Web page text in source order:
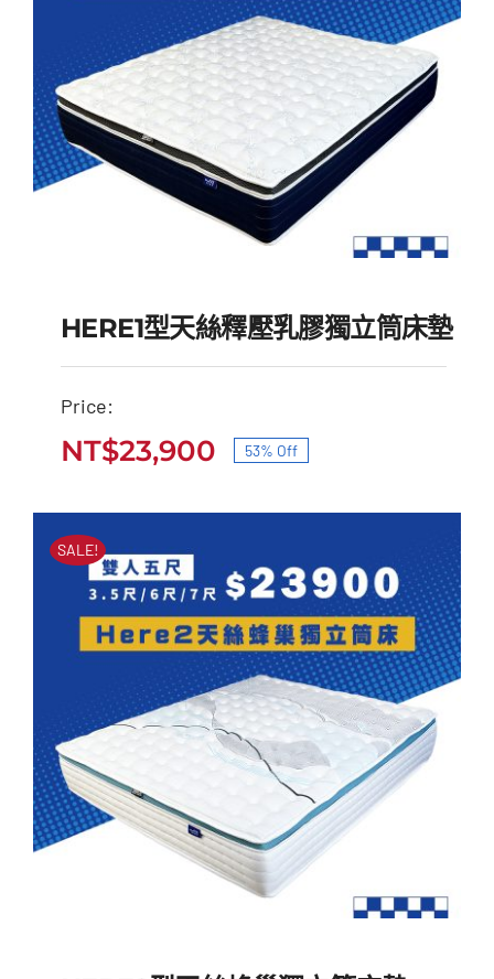
HERE1型天絲釋壓乳膠獨
價
格：
NT$51,000。
價
格：
NT$23,900。
HERE1型天絲釋壓乳膠獨立筒床墊
Price:
原
始
格：
NT$51,000。
NT$23,900
目
前
格：
NT$23,900。
53% Off
SALE!